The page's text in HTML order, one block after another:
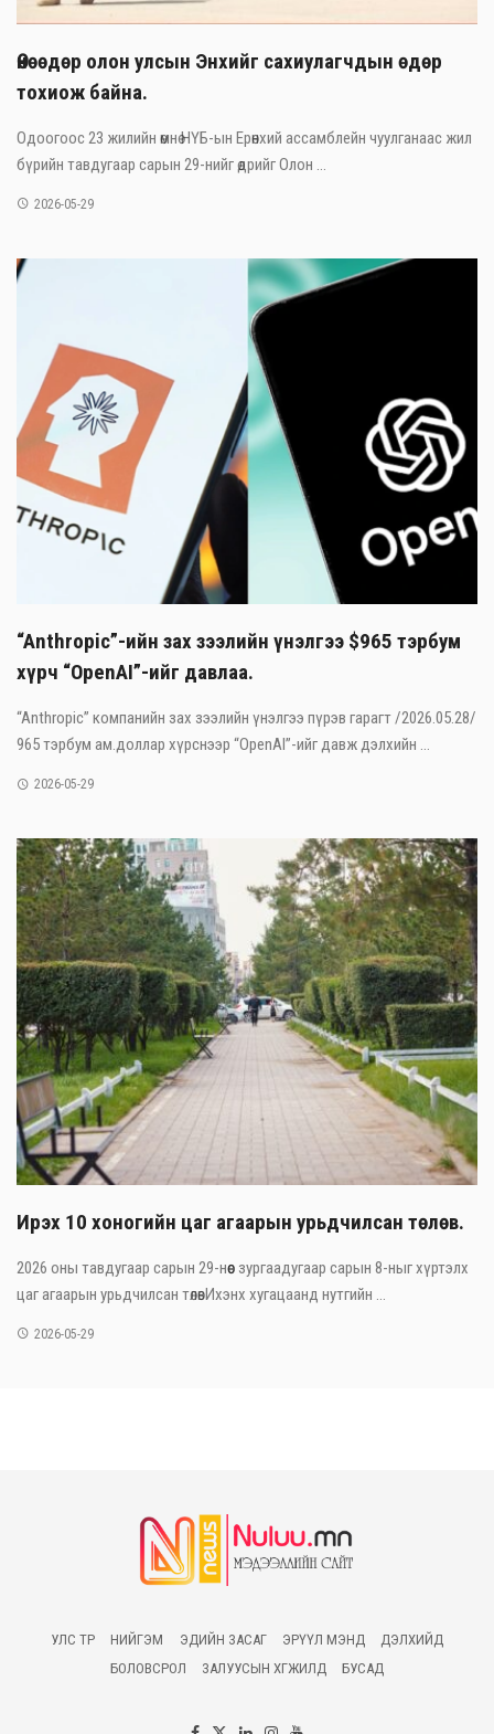
Өнөөдөр олон улсын Энхийг сахиулагчдын өдөр
тохиож байна.
Одоогоос 23 жилийн өмнө НҮБ-ын Ерөнхий ассамблейн чуулганаас жил
бүрийн тавдугаар сарын 29-нийг өдрийг Олон ...
2026-05-29
“Anthropic”-ийн зах зээлийн үнэлгээ $965 тэрбум
хүрч “OpenAI”-ийг давлаа.
“Anthropic” компанийн зах зээлийн үнэлгээ пүрэв гарагт /2026.05.28/
965 тэрбум ам.доллар хүрснээр “OpenAI”-ийг давж дэлхийн ...
2026-05-29
Ирэх 10 хоногийн цаг агаарын урьдчилсан төлөв.
2026 оны тавдугаар сарын 29-нөөс зургаадугаар сарын 8-ныг хүртэлх
цаг агаарын урьдчилсан төлөвИхэнх хугацаанд нутгийн ...
2026-05-29
УЛС ТӨР НИЙГЭМ ЭДИЙН ЗАСАГ ЭРҮҮЛ МЭНД
ДЭЛХИЙД
БОЛОВСРОЛ
ЗАЛУУСЫН ХӨГЖИЛД БУСАД